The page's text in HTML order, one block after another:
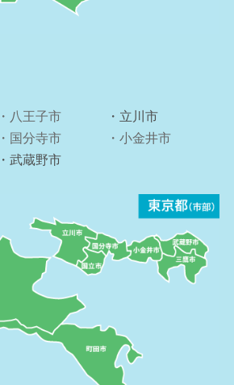
・八王子市
・立川市
・国分寺市
・小金井市
・武蔵野市